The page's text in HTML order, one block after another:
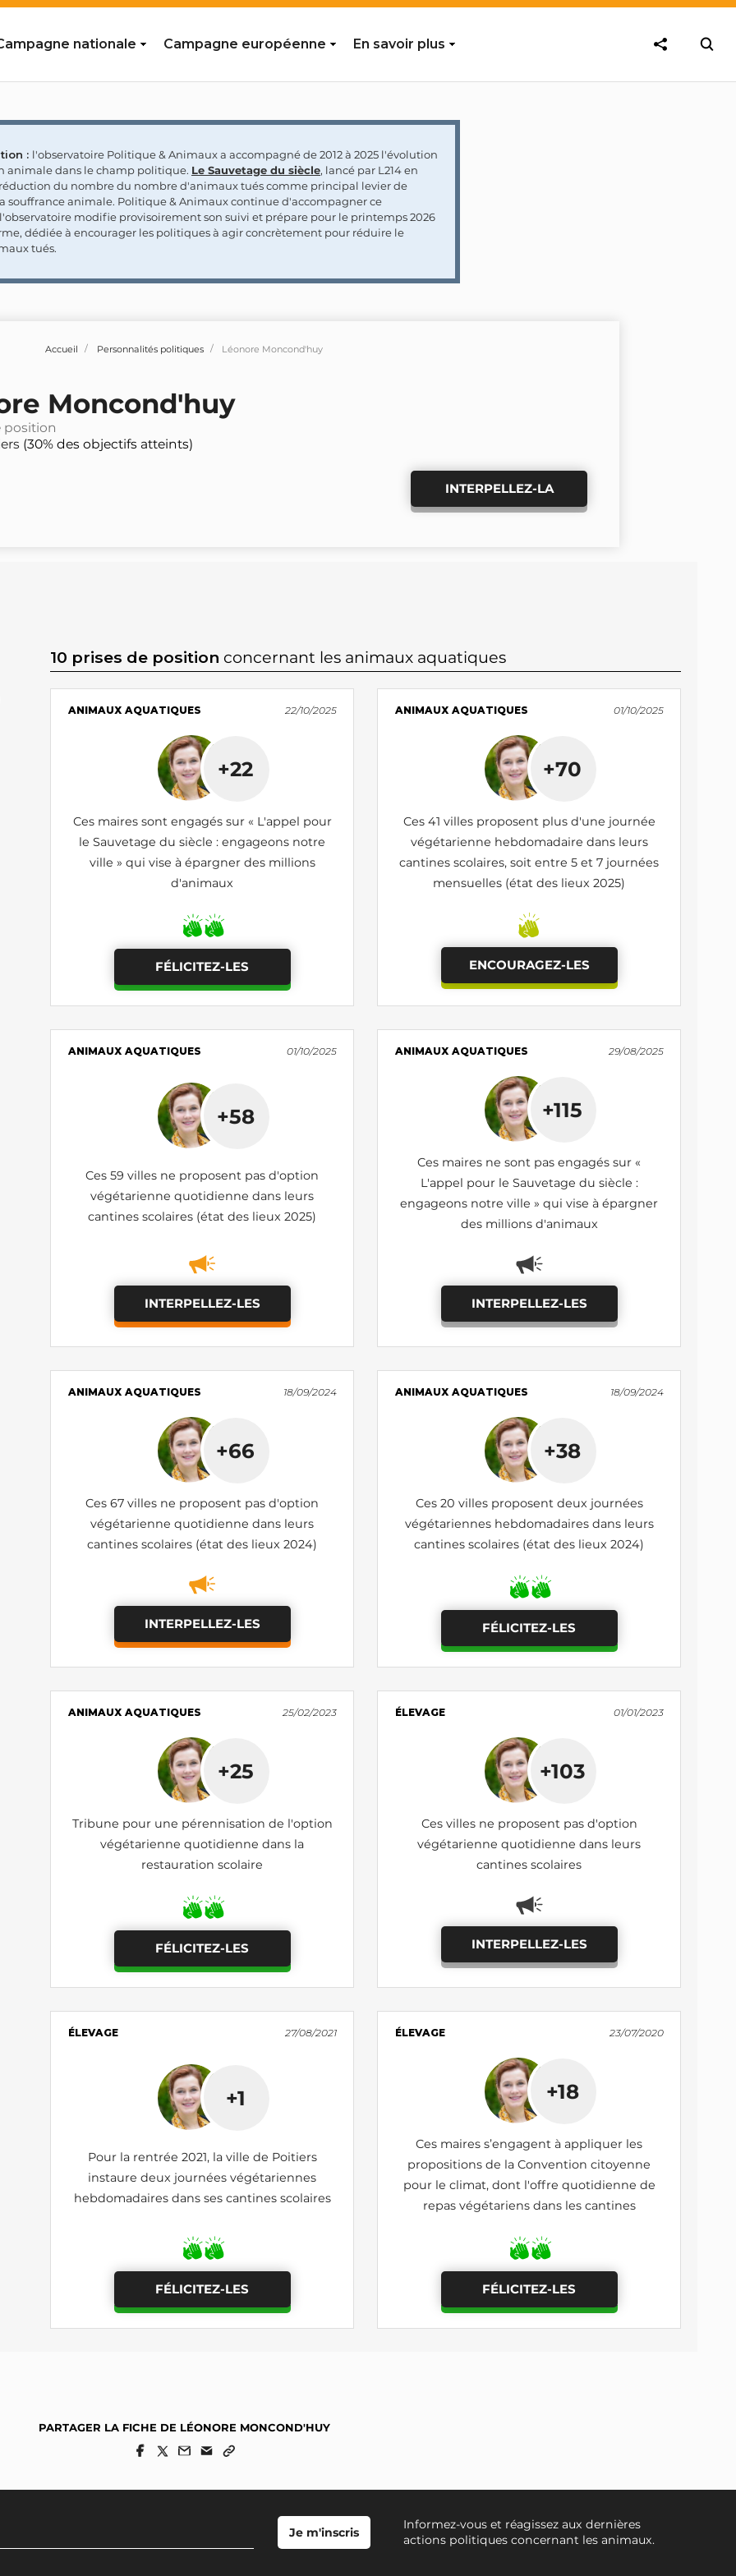
nationale Campagne européenne En savoir plus
: l'observatoire Politique & Animaux a accompagné de 2012 à 2025 l'évolution
animale dans le champ politique. Le Sauvetage du siècle, lancé par L214 en
réduction du nombre du nombre d'animaux tués comme principal levier de
souffrance animale. Politique & Animaux continue d'accompagner ce
modifie provisoirement son suivi et prépare pour le printemps 2026
dédiée à encourager les politiques à agir concrètement pour réduire le
tués.
Accueil Personnalités politiques Léonore Moncond'huy
Moncond'huy
position
(30% des objectifs atteints)
INTERPELLEZ-LA
10 prises de position concernant les animaux aquatiques
ANIMAUX AQUATIQUES 22/10/2025
+22
Ces maires sont engagés sur « L'appel pour
le Sauvetage du siècle : engageons notre
ville » qui vise à épargner des millions
d'animaux
FÉLICITEZ-LES
ANIMAUX AQUATIQUES 01/10/2025
+70
Ces 41 villes proposent plus d'une journée
végétarienne hebdomadaire dans leurs
cantines scolaires, soit entre 5 et 7 journées
mensuelles (état des lieux 2025)
ENCOURAGEZ-LES
ANIMAUX AQUATIQUES 01/10/2025
+58
Ces 59 villes ne proposent pas d'option
végétarienne quotidienne dans leurs
cantines scolaires (état des lieux 2025)
INTERPELLEZ-LES
ANIMAUX AQUATIQUES 29/08/2025
+115
Ces maires ne sont pas engagés sur «
L'appel pour le Sauvetage du siècle :
engageons notre ville » qui vise à épargner
des millions d'animaux
INTERPELLEZ-LES
ANIMAUX AQUATIQUES 18/09/2024
+66
Ces 67 villes ne proposent pas d'option
végétarienne quotidienne dans leurs
cantines scolaires (état des lieux 2024)
INTERPELLEZ-LES
ANIMAUX AQUATIQUES 18/09/2024
+38
Ces 20 villes proposent deux journées
végétariennes hebdomadaires dans leurs
cantines scolaires (état des lieux 2024)
FÉLICITEZ-LES
ANIMAUX AQUATIQUES 25/02/2023
+25
Tribune pour une pérennisation de l'option
végétarienne quotidienne dans la
restauration scolaire
FÉLICITEZ-LES
ÉLEVAGE 01/01/2023
+103
Ces villes ne proposent pas d'option
végétarienne quotidienne dans leurs
cantines scolaires
INTERPELLEZ-LES
ÉLEVAGE 27/08/2021
+1
Pour la rentrée 2021, la ville de Poitiers
instaure deux journées végétariennes
hebdomadaires dans ses cantines scolaires
FÉLICITEZ-LES
ÉLEVAGE 23/07/2020
+18
Ces maires s’engagent à appliquer les
propositions de la Convention citoyenne
pour le climat, dont l'offre quotidienne de
repas végétariens dans les cantines
FÉLICITEZ-LES
PARTAGER LA FICHE DE LÉONORE MONCOND'HUY
Informez-vous et réagissez aux dernières
actions politiques concernant les animaux.